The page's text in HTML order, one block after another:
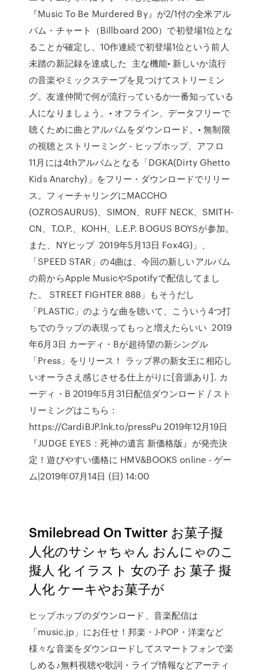
『Music To Be Murdered By』が2/1付の全米アル
バム・チャート（Billboard 200）で初登場1位とな
ることが確定し、10作連続で初登場1位という前人
未踏の新記録を達成した 主な機能• 新しいか流行
の音楽やミックステープを見つけてストリーミン
グ。友達仲間で何が流行っているか一番知っている
人になりましょう。• オフライン、データフリーで
聴くために曲とアルバムをダウンロード。• 無制限
の視聴とストリーミング - ヒップホップ、アフロ
11月には4thアルバムとなる「DGKA(Dirty Ghetto
Kids Anarchy)」をフリー・ダウンロードでリリー
ス。フィーチャリングにMACCHO
(OZROSAURUS)、SIMON、RUFF NECK、SMITH-
CN、T.O.P.、KOHH、L.E.P. BOGUS BOYSが参加。
また、NYヒップ 2019年5月13日 Fox4G)」、
「SPEED STAR」の4曲は、今回の新しいアルバム
の前からApple MusicやSpotifyで配信してまし
た。 STREET FIGHTER 888」もそうだし
「PLASTIC」のような曲を聴いて、こういう4つ打
ちでのラップの表現ってもっと増えたらいい 2019
年6月3日 カーディ・Bが超待望の新シングル
「Press」をリリース！ ラップ界の新女王に相応し
いオーラさえ感じさせる仕上がりに[音源あり]. カ
ーディ・B 2019年5月31日配信ダウンロード / スト
リーミングはこちら：
https://CardiBJP.lnk.to/pressPu 2019年12月19日
『JUDGE EYES：死神の遺言 新価格版』が発売決
定！遊びやすい価格に HMV&BOOKS online - ゲー
ム|2019年07月14日 (日) 14:00
Smilebread On Twitter お菓子擬
人化のサシャちゃん おんにゃのこ
擬人 化 イラスト 女の子 お 菓子 擬
人化 ケーキやお菓子が
ヒップホップのダウンロード、音楽配信は
「music.jp」にお任せ！邦楽・J-POP・洋楽など
様々な音楽をダウンロードしてスマートフォンで楽
しめる♪無料視聴や歌詞・ライブ情報などアーティ